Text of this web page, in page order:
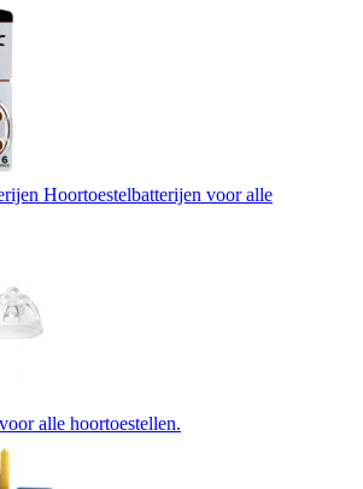
Hoortoestelbatterijen voor alle
alle hoortoestellen.